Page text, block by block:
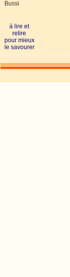
à lire et
relire
pour mieux
le savourer